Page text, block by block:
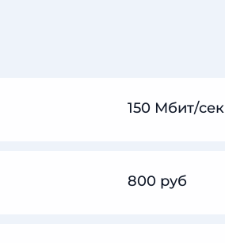
150 Мбит/сек
800 руб